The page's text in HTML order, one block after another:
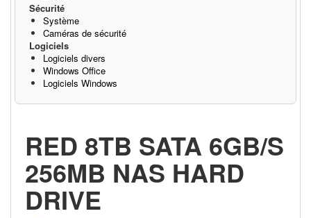
Sécurité
Système
Caméras de sécurité
Logiciels
Logiciels divers
Windows Office
Logiciels Windows
RED 8TB SATA 6GB/S
256MB NAS HARD
DRIVE